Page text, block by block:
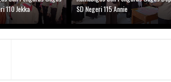
110 Jekka
SD Negeri 115 Annie